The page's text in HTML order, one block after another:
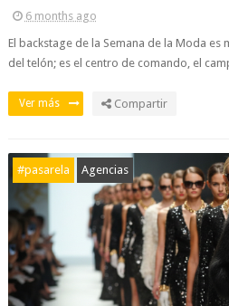
6 months ago
El backstage de la Semana de la Moda es
del telón; es el centro de comando, el
Ver más Compartir
#pasarela Agencias